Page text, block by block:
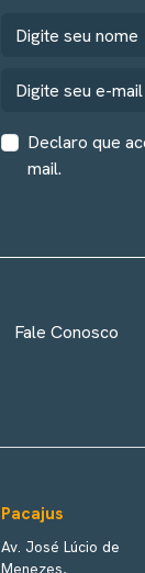
Declaro que
mail.
Fale Conosco
Pacajus
Av. José Lúcio de
Menezes,